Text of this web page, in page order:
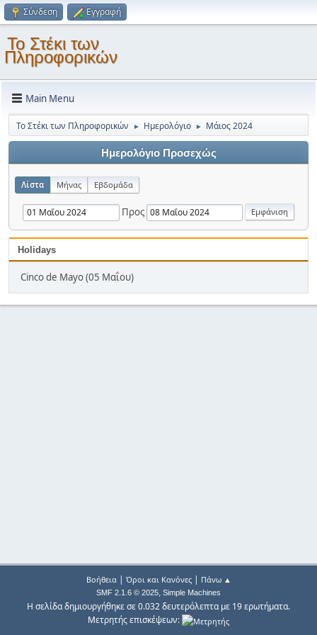
Σύνδεση Εγγραφή
Το Στέκι των
Πληροφορικών
Main Menu
Το Στέκι των Πληροφορικών ► Ημερολόγιο ► Μάιος 2024
Ημερολόγιο Προσεχώς
Λίστα Μήνας Εβδομάδα
Προς
Holidays
Cinco de Mayo (05 Μαΐου)
Βοήθεια| Όροι και Κανόνες| Πάνω ▲
SMF 2.1.6 © 2025, Simple Machines
Η σελίδα δημιουργήθηκε σε 0.032 δευτερόλεπτα με 19 ερωτήματα.
Μετρητής επισκέψεων: